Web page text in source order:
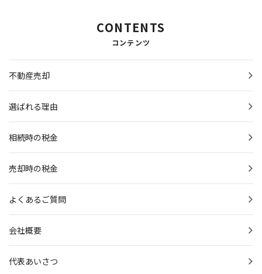
CONTENTS
コンテンツ
不動産売却
選ばれる理由
相続時の税金
売却時の税金
よくあるご質問
会社概要
代表あいさつ